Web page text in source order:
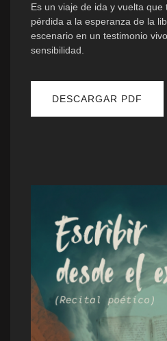
Es un viaje de ida y vuelta
pérdida a la esperanza de la
escenario en un testimonio
sensibilidad.
DESCARGAR PDF